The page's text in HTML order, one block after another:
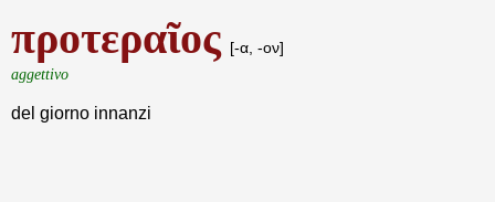
προτεραῖος [-α, -ον]
aggettivo
del giorno innanzi